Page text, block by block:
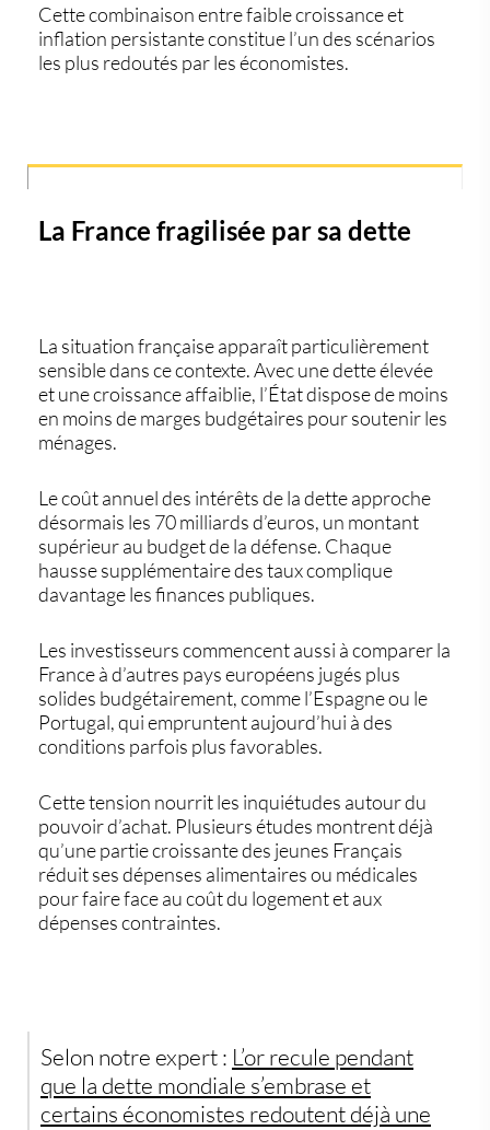
Cette combinaison entre faible croissance et
inflation persistante constitue l’un des scénarios
les plus redoutés par les économistes.
La France fragilisée par sa dette
La situation française apparaît particulièrement
sensible dans ce contexte. Avec une dette élevée
et une croissance affaiblie, l’État dispose de moins
en moins de marges budgétaires pour soutenir les
ménages.
Le coût annuel des intérêts de la dette approche
désormais les 70 milliards d’euros, un montant
supérieur au budget de la défense. Chaque
hausse supplémentaire des taux complique
davantage les finances publiques.
Les investisseurs commencent aussi à comparer la
France à d’autres pays européens jugés plus
solides budgétairement, comme l’Espagne ou le
Portugal, qui empruntent aujourd’hui à des
conditions parfois plus favorables.
Cette tension nourrit les inquiétudes autour du
pouvoir d’achat. Plusieurs études montrent déjà
qu’une partie croissante des jeunes Français
réduit ses dépenses alimentaires ou médicales
pour faire face au coût du logement et aux
dépenses contraintes.
Selon notre expert : L’or recule pendant
que la dette mondiale s’embrase et
certains économistes redoutent déjà une